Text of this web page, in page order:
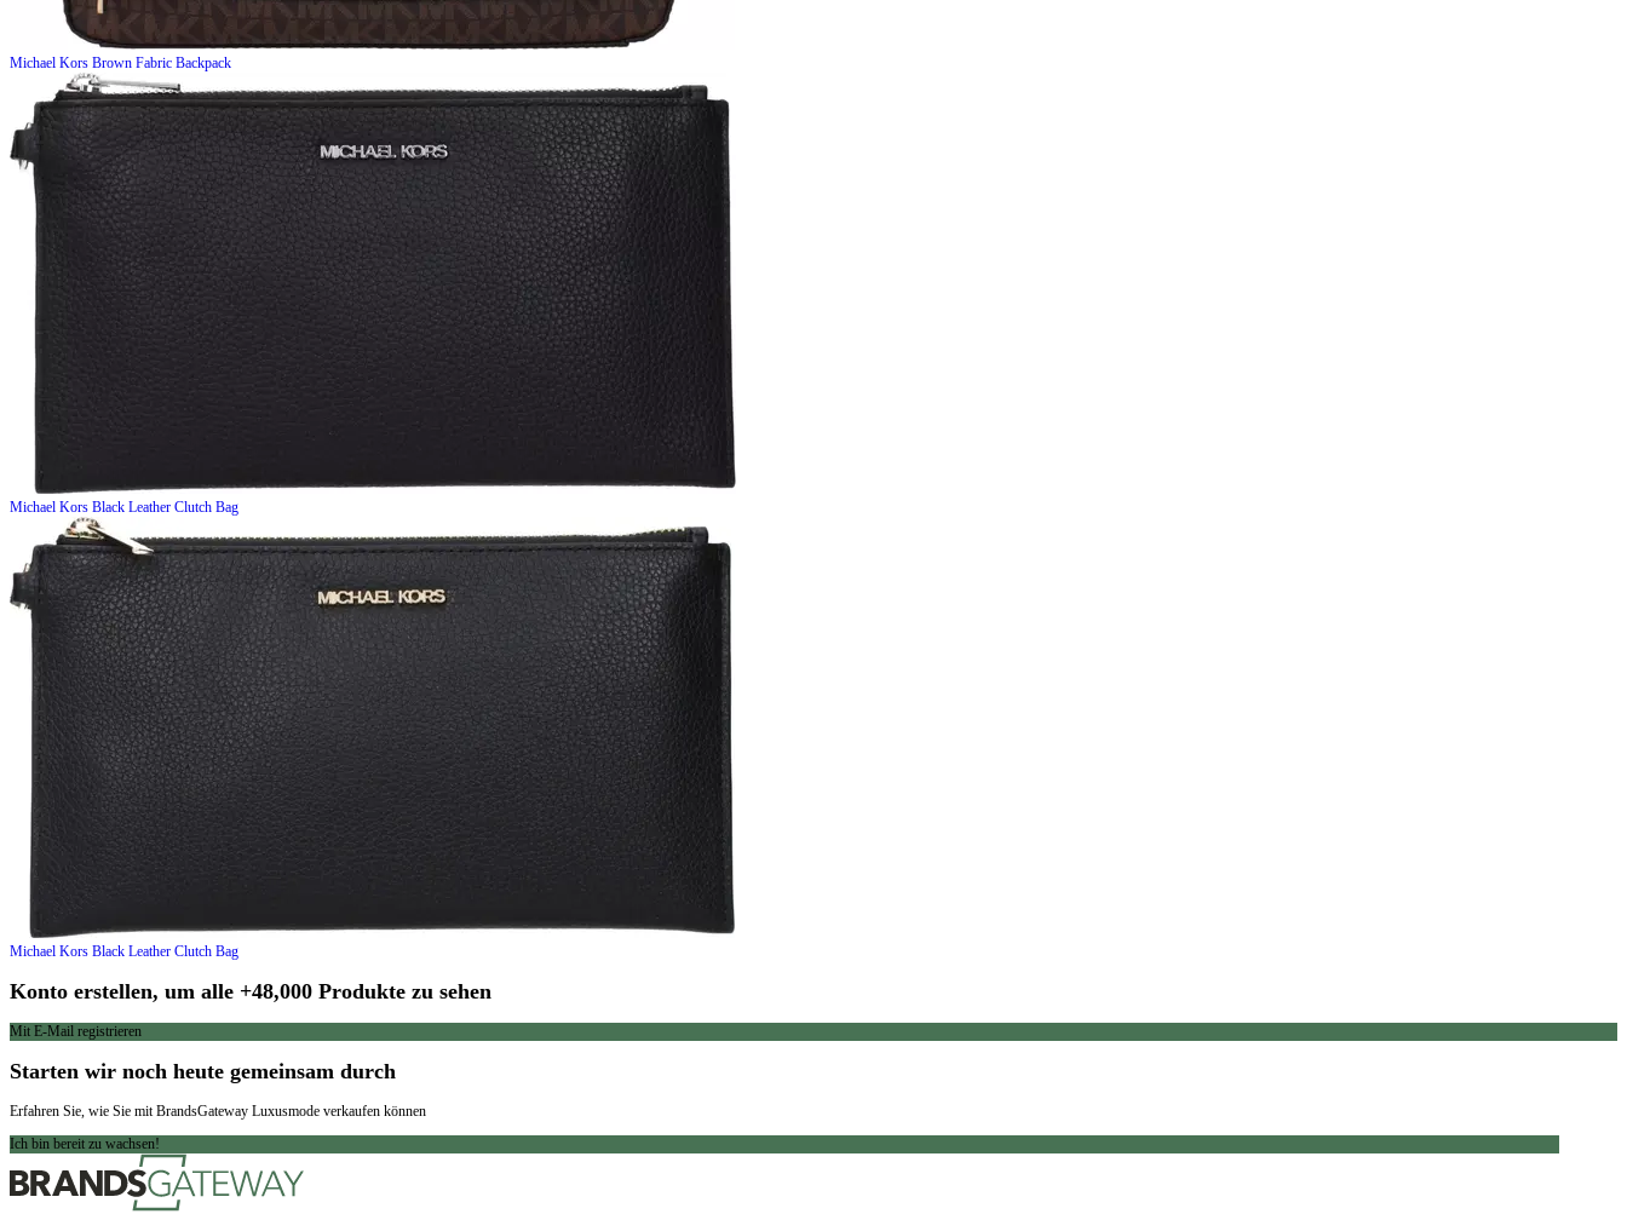
Michael Kors Brown Fabric Backpack
Michael Kors Black Leather Clutch Bag
Michael Kors Black Leather Clutch Bag
Konto erstellen, um alle +48,000 Produkte zu sehen
Mit E-Mail registrieren
Starten wir noch heute gemeinsam durch
Erfahren Sie, wie Sie mit BrandsGateway Luxusmode verkaufen können
Ich bin bereit zu wachsen!